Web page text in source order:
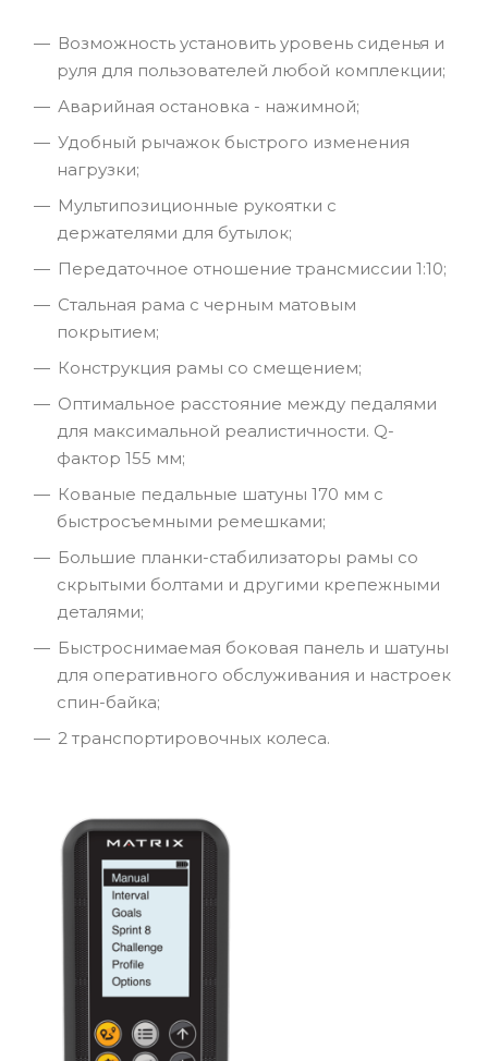
Возможность установить уровень сиденья и
руля для пользователей любой комплекции;
Аварийная остановка - нажимной;
Удобный рычажок быстрого изменения
нагрузки;
Мультипозиционные рукоятки с
держателями для бутылок;
Передаточное отношение трансмиссии 1:10;
Стальная рама с черным матовым
покрытием;
Конструкция рамы со смещением;
Оптимальное расстояние между педалями
для максимальной реалистичности. Q-
фактор 155 мм;
Кованые педальные шатуны 170 мм с
быстросъемными ремешками;
Большие планки-стабилизаторы рамы со
скрытыми болтами и другими крепежными
деталями;
Быстроснимаемая боковая панель и шатуны
для оперативного обслуживания и настроек
спин-байка;
2 транспортировочных колеса.